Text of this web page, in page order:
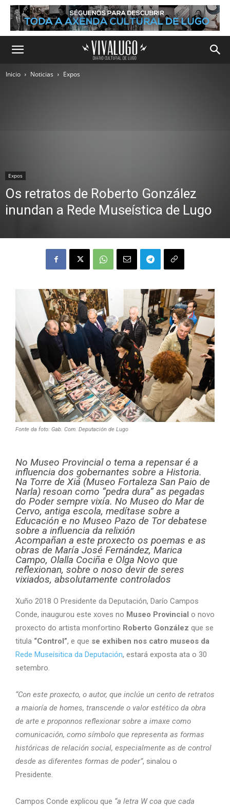
Inicio Noticias Expos
Expos
Os retratos de Roberto González
inundan a Rede Museística de Lugo
Fonte da foto: Gab. Com. Deputación de Lugo
No Museo Provincial o tema a repensar é a
influencia dos gobernantes sobre a Historia.
Na Torre de Xiá (Museo Fortaleza San Paio de
Narla) resoan como “pedra dura” as pegadas
do Poder sempre vixía. No Museo do Mar de
Cervo, antiga escola, medítase sobre a
Educación e no Museo Pazo de Tor debatese
sobre a influencia da relixión
Acompañan a este proxecto os poemas e as
obras de María José Fernández, Marica
Campo, Olalla Cociña e Olga Novo que
reflexionan, sobre o noso devir de seres
vixiados, absolutamente controlados
Xuño 2018 O Presidente da Deputación, Darío Campos
Conde, inaugurou este xoves no Museo Provincial o novo
proxecto do artista monfortino Roberto González que se
titula “Control”, e que se exhiben nos catro museos da
Rede Museísitica da Deputación, estará exposta ata o 30
setembro.
“Con este proxecto, o autor, que inclúe un cento de retratos
a maioría de homes, transcende o valor estético da obra
de arte e proponnos reflexionar sobre a imaxe como
comunicación, como símbolo que representa as formas
históricas de relación social, especialmente as de control
desde as diferentes formas de poder”, sinalou o
Presidente.
Campos Conde explicou que “a letra W coa que cada